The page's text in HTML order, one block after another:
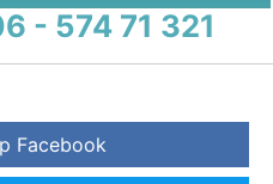
- 574 71 321
Facebook